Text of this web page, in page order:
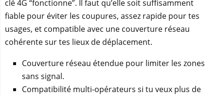
clé 4G “fonctionne”. Il faut qu’elle soit suffisamment
fiable pour éviter les coupures, assez rapide pour tes
usages, et compatible avec une couverture réseau
cohérente sur tes lieux de déplacement.
Couverture réseau étendue pour limiter les zones
sans signal.
Compatibilité multi-opérateurs si tu veux plus de